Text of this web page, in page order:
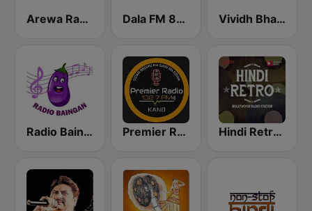
Arewa Radio 93.1 FM Dala FM 88.5 Vividh Bharti (विविध भारती)
Radio Baingan Premier Radio 102.7 FM Hindi Retro Hits Radio